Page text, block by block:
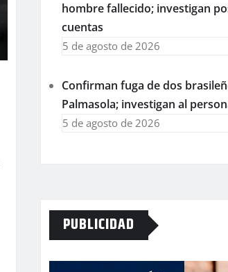
hombre fallecido; investigan
cuentas
5 de agosto de 2026
Confirman fuga de dos
Palmasola; investigan al
5 de agosto de 2026
PUBLICIDAD